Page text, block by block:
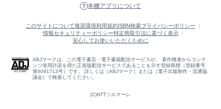
本棚アプリについて
このサイトについて推奨環境利用規約ISBN検索プライバシーポリシー
情報セキュリティーポリシー特定商取引法に基づく表示
安心してお使いいただくために
ABJマークは、この電子書店・電子書籍配信サービスが、 著作権者からコンテ
ンツ使用許諾を得た正規版配信サービスであることを示す登録商標（登録番号
第6091713号）です。 詳しくは［ABJマーク］または［電子出版制作・流通協
議会］で検索してください。
(C)NTTソルマーレ